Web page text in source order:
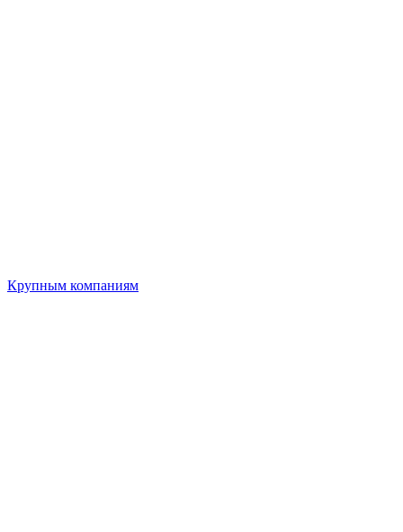
Крупным компаниям